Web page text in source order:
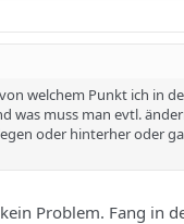
welchem Punkt ich in
muss man evtl.
oder hinterher oder
Problem. Fang in